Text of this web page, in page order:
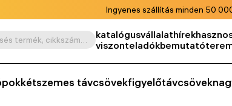
Ingyenes szállítás minden 50
Keresés termék, cikkszám, kategória stb. szerint katalógusvállalathírek
viszonteladók
kétszemes távcsövekfigyelőtávcsövek